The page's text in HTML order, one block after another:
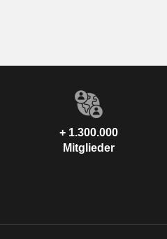
+ 1.300.000
Mitglieder